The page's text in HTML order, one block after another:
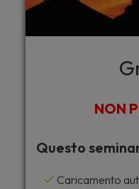
NON
Questo
Caricamento